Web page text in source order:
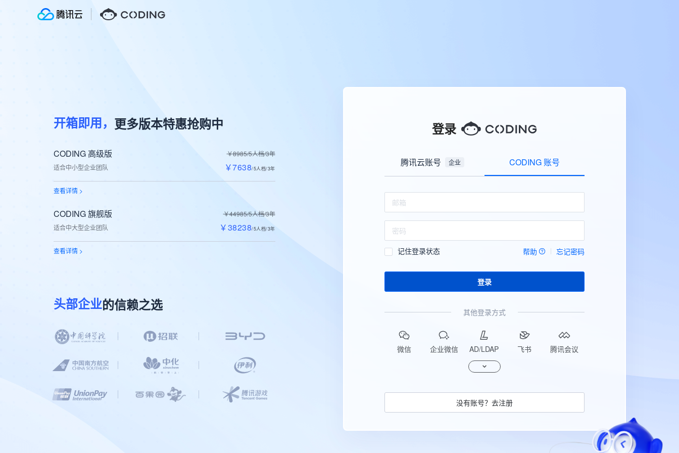
开箱即用， 更多版本特惠抢购中
CODING 高级版
￥8985/5人档/3年
适合中小型企业团队
￥7638/5人档/3年
查看详情 >
CODING 旗舰版
￥44985/5人档/3年
适合中大型企业团队
￥38238/5人档/3年
查看详情 >
头部企业的信赖之选
登录
腾讯云账号 企业 CODING 账号
记住登录状态 帮助 忘记密码
登录
其他登录方式
微信 企业微信 AD/LDAP 飞书 腾讯会议
没有账号？去注册